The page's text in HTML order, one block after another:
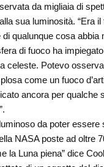
da migliaia di
sua luminosità. “Era
di qualunque cosa abbia
di fuoco ha
celeste. Potevo
come un fuoco
ancora per qualche
da poter
NASA poste ad oltre
la Luna piena” dice